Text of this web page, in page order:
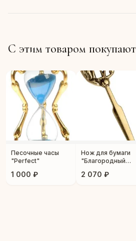
С этим товаром покупают
Песочные часы
"Perfect"
1 000 ₽
Нож для бумаги
"Благородный
2 070 ₽